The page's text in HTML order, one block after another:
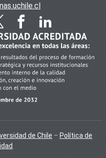
de Chile – Política de